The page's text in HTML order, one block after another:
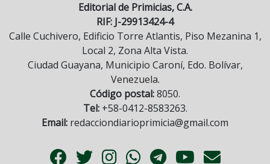
Editorial de Primicias, C.A.
RIF: J-29913424-4
Calle Cuchivero, Edificio Torre Atlantis, Piso Mezanina 1,
Local 2, Zona Alta Vista.
Ciudad Guayana, Municipio Caroní, Edo. Bolívar,
Venezuela.
Código postal:8050.
Tel:+58-0412-8583263.
Email: redacciondiarioprimicia@gmail.com